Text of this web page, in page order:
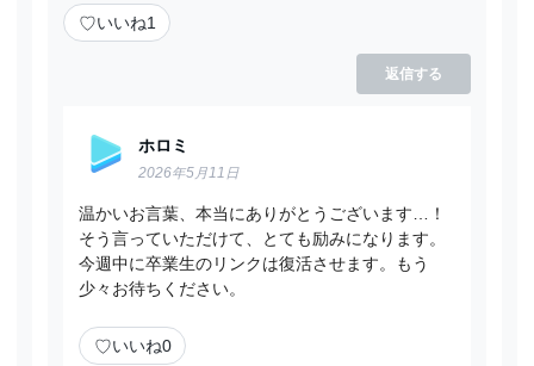
♡いいね1
返信する
ホロミ
2026年5月11日
温かいお言葉、本当にありがとうございます…！
そう言っていただけて、とても励みになります。
今週中に卒業生のリンクは復活させます。もう
少々お待ちください。
♡いいね0